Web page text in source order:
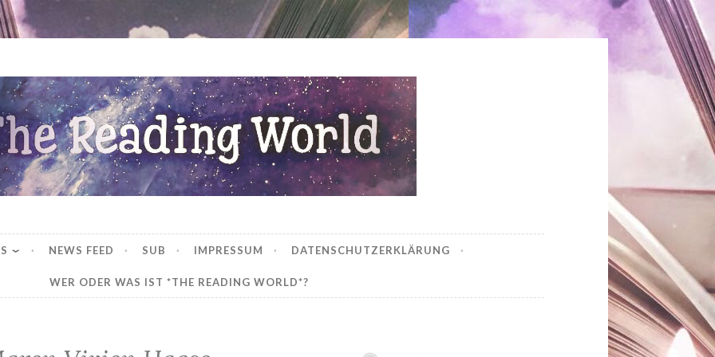
World
NEWS FEED SUB IMPRESSUM DATENSCHUTZERKLÄRUNG
WER ODER WAS IST *THE READING WORLD*?